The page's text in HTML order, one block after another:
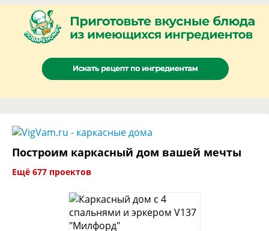
Построим каркасный дом вашей мечты
Ещё 677 проектов